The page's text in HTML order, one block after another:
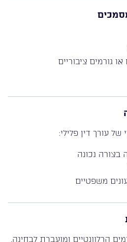
גורמים ציבוריים
עורך דין פלילי:
בצורה נכונה
משפטיים
הרלוונטיים ומועברת לבחינה.